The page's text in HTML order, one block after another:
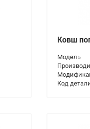
Ковш
Модель
Код